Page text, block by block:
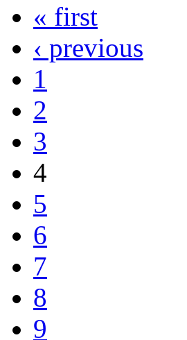
« first
‹ previous
1
2
3
4
5
6
7
8
9